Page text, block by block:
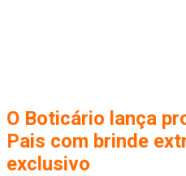
O Boticário lança
Pais com brinde
exclusivo